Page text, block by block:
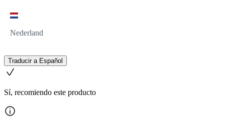
Nederland
Traducir a Español
Sí, recomiendo este producto